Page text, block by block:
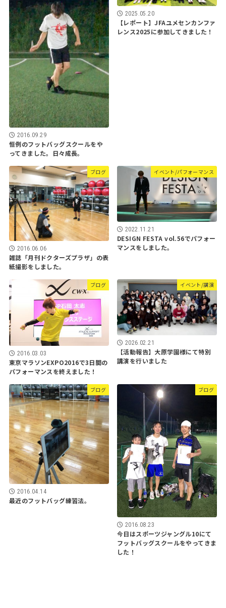
2016.09.29
恒例のフットバッグスクールをや
ってきました。日々成長。
2025.05.20
【レポート】JFAユメセンカンファ
レンス2025に参加してきました！
ブログ
2016.06.06
雑誌「月刊ドクターズプラザ」の表
紙撮影をしました。
イベント/パフォーマンス
2022.11.21
DESIGN FESTA vol.56でパフォー
マンスをしました。
ブログ
2016.03.03
東京マラソンEXPO2016で3日間の
パフォーマンスを終えました！
イベント/講演
2026.02.21
【活動報告】大原学園様にて特別
講演を行いました
ブログ
2016.04.14
最近のフットバッグ練習法。
ブログ
2016.08.23
今日はスポーツジャングル10にて
フットバッグスクールをやってきま
した！